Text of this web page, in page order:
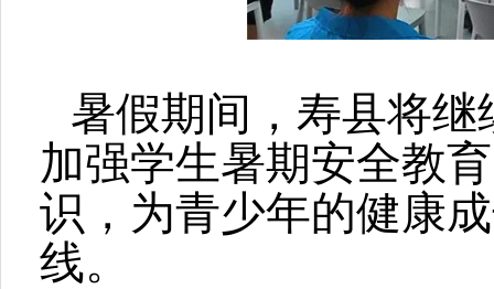
暑假期间，寿县将
加强学生暑期安全教
识，为青少年的健康
线。